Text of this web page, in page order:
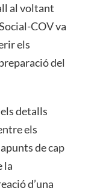
al voltant
COV va
els
del
detalls
els
de cap
la
d’una